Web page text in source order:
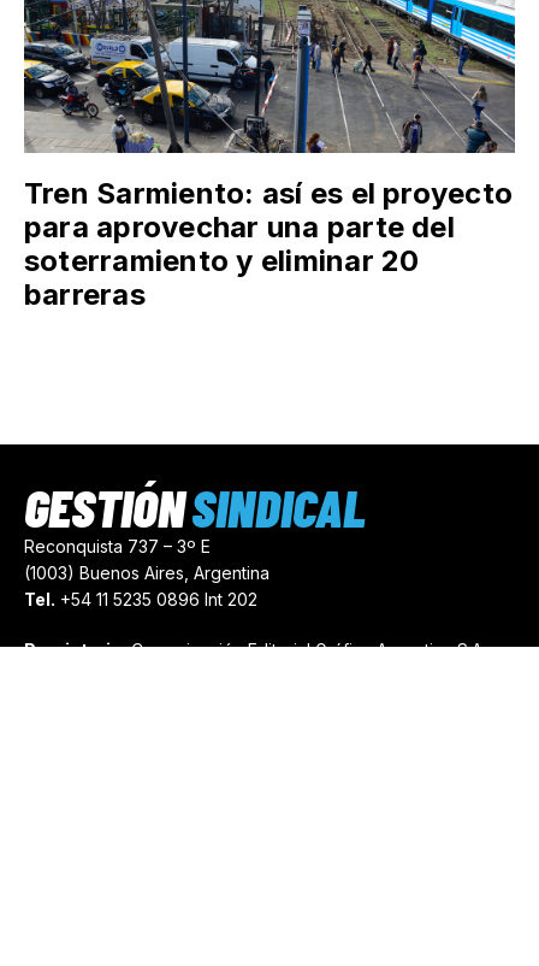
Tren Sarmiento: así es el proyecto
para aprovechar una parte del
soterramiento y eliminar 20
barreras
Reconquista 737 – 3º E
(1003) Buenos Aires, Argentina
Tel. +54 11 5235 0896 Int 202
Propietario:Comunicación Editorial Gráfica Argentina S.A.
GESTIÓNSINDICAL